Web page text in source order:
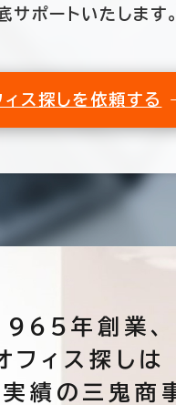
サポートいたします。
ィス探しを依頼する
年創業、
フィス探しは
績の三鬼商